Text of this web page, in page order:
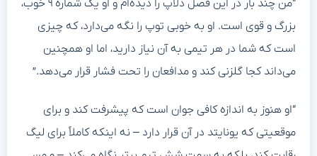
“من چند بار در این فصل دلاپ را دیده‌ام و او یک شماره ۹ خوب،
بزرگ و قوی است. او به خوبی توپ را نگه می‌دارد، که چیزی
است که شما در هر تیمی به آن نیاز دارید، اما او همچنین
می‌داند کجا گلزنی کند و مدافعان را تحت فشار قرار می‌دهد.”
“او هنوز به اندازه کافی جوان است که پیشرفت کند و برای
موقعیتی که یونایتد در آن قرار دارد – نه اینکه کاملاً برای لیگ